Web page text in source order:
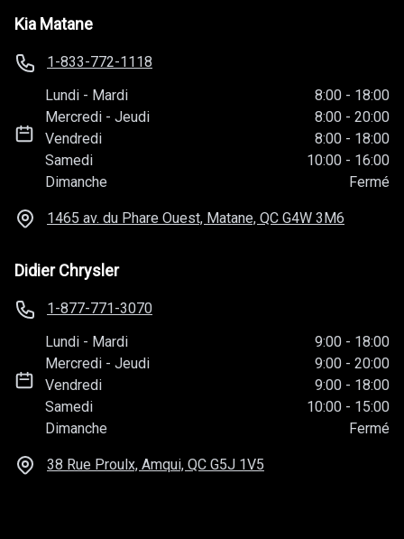
Kia Matane
1-833-772-1118
Lundi - Mardi 8:00 - 18:00
Mercredi -Jeudi 8:00 - 20:00
Vendredi
8:00 - 18:00
Samedi
10:00 - 16:00
Dimanche
Fermé
1465 av. du Phare Ouest, Matane, QC G4W 3M6
Didier Chrysler
1-877-771-3070
Lundi - Mardi 9:00 - 18:00
Mercredi -Jeudi 9:00 - 20:00
Vendredi
9:00 - 18:00
Samedi
10:00 - 15:00
Dimanche
Fermé
38 Rue Proulx, Amqui, QC G5J 1V5